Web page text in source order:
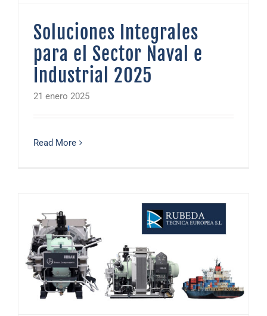
Soluciones Integrales
para el Sector Naval e
Industrial 2025
21 enero 2025
Read More